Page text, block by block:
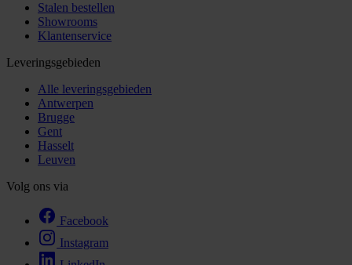
Stalen bestellen
Showrooms
Klantenservice
Leveringsgebieden
Alle leveringsgebieden
Antwerpen
Brugge
Gent
Hasselt
Leuven
Volg ons via
Facebook
Instagram